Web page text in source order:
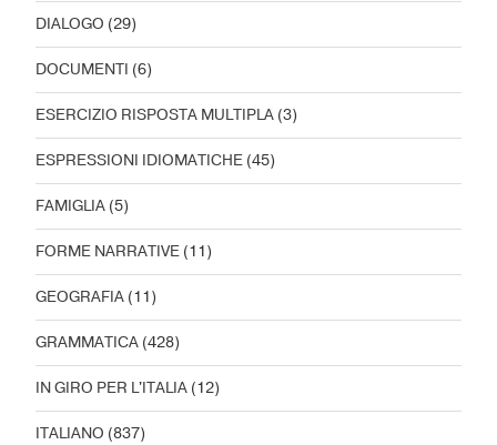
DIALOGO (29)
DOCUMENTI (6)
ESERCIZIO RISPOSTA MULTIPLA (3)
ESPRESSIONI IDIOMATICHE (45)
FAMIGLIA (5)
FORME NARRATIVE (11)
GEOGRAFIA (11)
GRAMMATICA (428)
IN GIRO PER L'ITALIA (12)
ITALIANO (837)